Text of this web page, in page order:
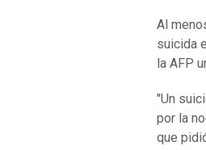
Al
suicida
la AFP
"Un
por la
que